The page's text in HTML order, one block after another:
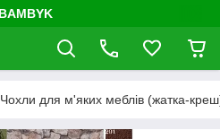
Чохли для м'яких меблів (жатка-